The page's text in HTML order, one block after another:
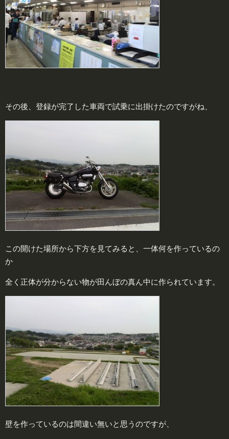
その後、登録が完了した車両で試乗に出掛けたのですがね、
この開けた場所から下方を見てみると、一体何を作っているの
か
全く正体が分からない物が田んぼの真ん中に作られています。
壁を作っているのは間違い無いと思うのですが、